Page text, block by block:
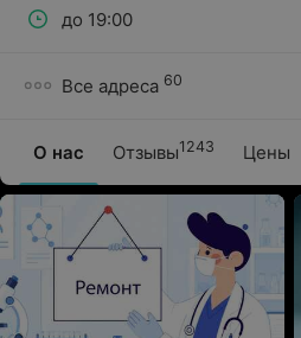
О нас Отзывы1243 Цены
до 19:00
Все адреса 60